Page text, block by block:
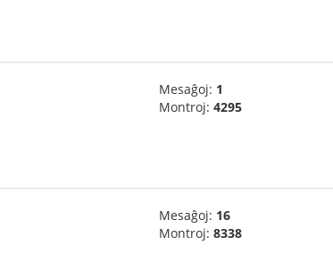
Mesaĝoj: 1
Montroj: 4295
Mesaĝoj: 16
Montroj: 8338